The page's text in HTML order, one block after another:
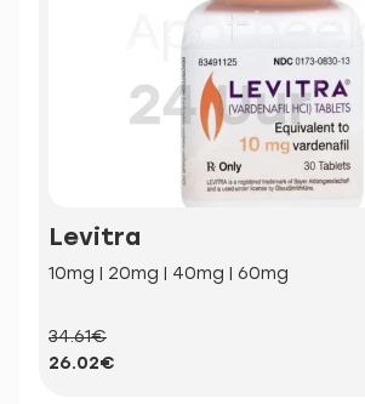
Levitra
10mg | 20mg | 40mg | 60mg
34.61€
26.02€